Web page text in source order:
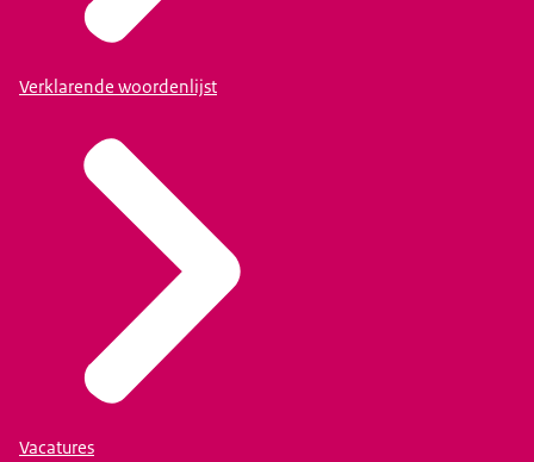
Verklarende woordenlijst
Vacatures